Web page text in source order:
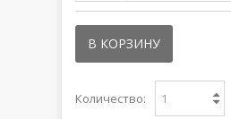
В КОРЗИНУ
Количество: